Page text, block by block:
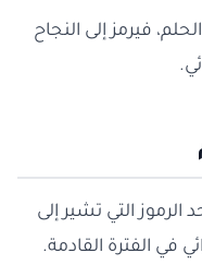
فيرمز إلى النجاح
الرموز التي تشير إلى
في الفترة القادمة.